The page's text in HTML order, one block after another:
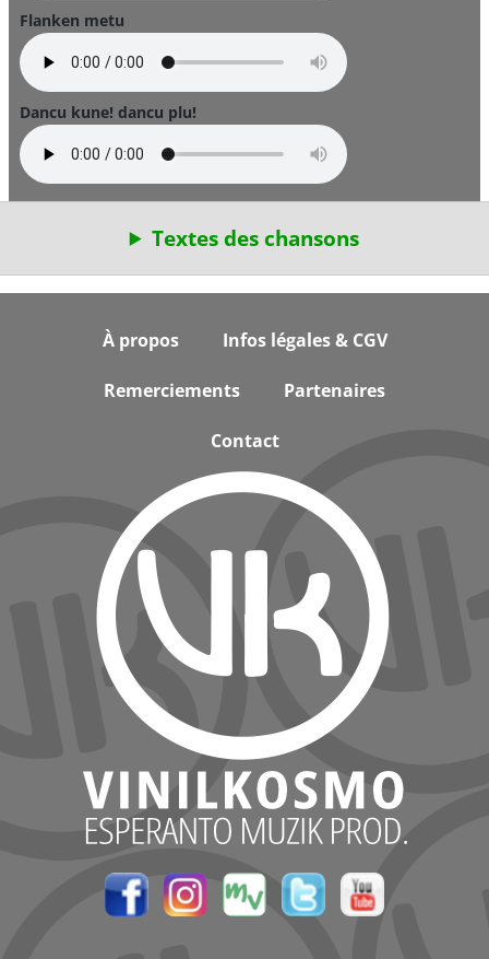
Flanken metu
Dancu kune! dancu plu!
Textes des chansons
À propos Infos légales & CGV
Remerciements Partenaires
Contact